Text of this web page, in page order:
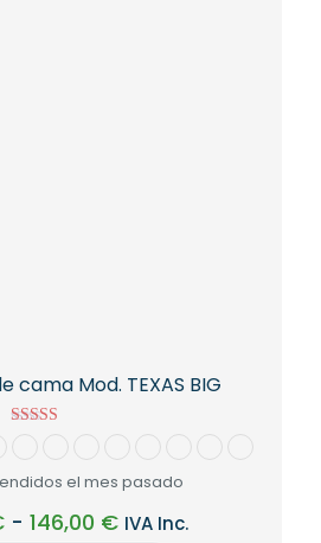
cama Mod. TEXAS BIG
de 5 el mes pasado
- 146,00 €Rango
IVA Inc.